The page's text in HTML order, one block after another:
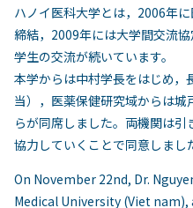
ハノイ医科大学とは，2006年
締結，2009年には大学間交流
学生の交流が続いています。
本学からは中村学長をはじめ，
当），医薬保健研究域からは
らが同席しました。両機関は
協力していくことで同意しまし
On November 22nd, Dr.
Medical University (Viet